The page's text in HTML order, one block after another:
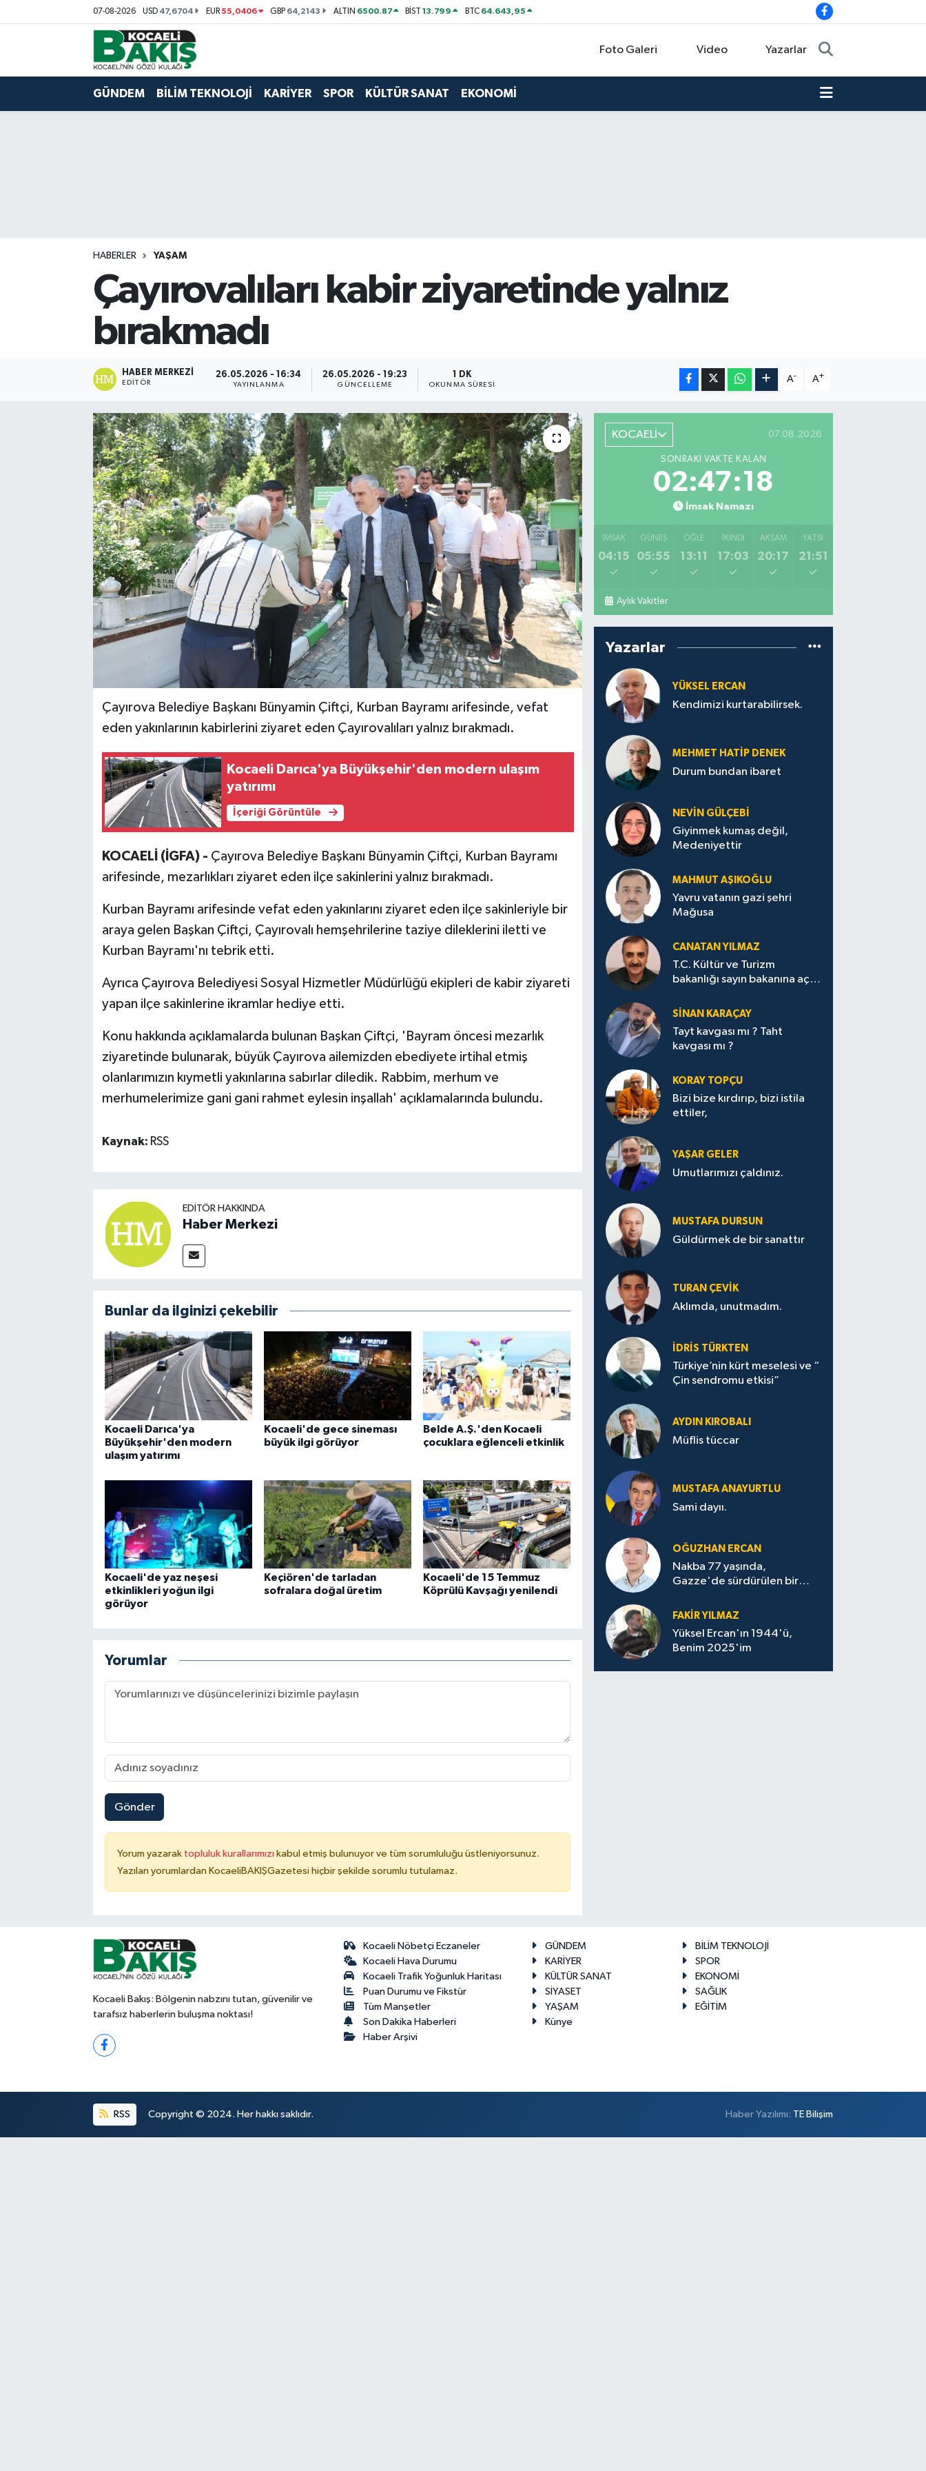
07-08-2026 USD 47,6704 EUR55,0406 GBP 64,2143 ALTIN 6500.87 BİST13.799 BTC 64.643,95
Foto Galeri Video Yazarlar
GÜNDEM BİLİM TEKNOLOJİ KARİYER SPOR KÜLTÜR SANAT EKONOMİ
HABERLER YAŞAM
Çayırovalıları kabir ziyaretinde yalnız
bırakmadı
HABER MERKEZI
EDITÖR
26.05.2026 - 16:34
YAYINLANMA
26.05.2026 - 19:23
GÜNCELLEME
1 DK
OKUNMA SÜRESI
A- A+
Çayırova Belediye Başkanı Bünyamin Çiftçi, Kurban Bayramı arifesinde, vefat
eden yakınlarının kabirlerini ziyaret eden Çayırovalıları yalnız bırakmadı.
Kocaeli Darıca'ya Büyükşehir'den modern ulaşım
yatırımı
İçeriği Görüntüle
KOCAELİ (İGFA) - Çayırova Belediye Başkanı Bünyamin Çiftçi, Kurban Bayramı
arifesinde, mezarlıkları ziyaret eden ilçe sakinlerini yalnız bırakmadı.
Kurban Bayramı arifesinde vefat eden yakınlarını ziyaret eden ilçe sakinleriyle bir
araya gelen Başkan Çiftçi, Çayırovalı hemşehrilerine taziye dileklerini iletti ve
Kurban Bayramı'nı tebrik etti.
Ayrıca Çayırova Belediyesi Sosyal Hizmetler Müdürlüğü ekipleri de kabir ziyareti
yapan ilçe sakinlerine ikramlar hediye etti.
Konu hakkında açıklamalarda bulunan Başkan Çiftçi, 'Bayram öncesi mezarlık
ziyaretinde bulunarak, büyük Çayırova ailemizden ebediyete irtihal etmiş
olanlarımızın kıymetli yakınlarına sabırlar diledik. Rabbim, merhum ve
merhumelerimize gani gani rahmet eylesin inşallah' açıklamalarında bulundu.
Kaynak: RSS
EDITÖR HAKKINDA
Haber Merkezi
Bunlar da ilginizi çekebilir
Kocaeli Darıca'ya
Büyükşehir'den modern
ulaşım yatırımı
Kocaeli'de gece sineması
büyük ilgi görüyor
Belde A.Ş.'den Kocaeli
çocuklara eğlenceli etkinlik
Kocaeli'de yaz neşesi
etkinlikleri yoğun ilgi
görüyor
Keçiören'de tarladan
sofralara doğal üretim
Kocaeli'de 15 Temmuz
Köprülü Kavşağı yenilendi
Yorumlar
Gönder
Yorum yazarak topluluk kurallarımızı kabul etmiş bulunuyor ve tüm sorumluluğu üstleniyorsunuz.
Yazılan yorumlardan KocaeliBAKIŞGazetesi hiçbir şekilde sorumlu tutulamaz.
KOCAELİ 07.08.2026
SONRAKI VAKTE KALAN
02:47:17
İmsak Namazı
İMSAK
04:15
GÜNEŞ
05:55
ÖĞLE
13:11
İKINDI
17:03
AKŞAM
20:17
YATSI
21:51
Aylık Vakitler
Yazarlar
YÜKSEL ERCAN
Kendimizi kurtarabilirsek.
MEHMET HATİP DENEK
Durum bundan ibaret
NEVİN GÜLÇEBİ
Giyinmek kumaş değil,
Medeniyettir
MAHMUT AŞIKOĞLU
Yavru vatanın gazi şehri
Mağusa
CANATAN YILMAZ
T.C. Kültür ve Turizm
bakanlığı sayın bakanına açık
SİNAN KARAÇAY
Tayt kavgası mı ? Taht
kavgası mı ?
KORAY TOPÇU
Bizi bize kırdırıp, bizi istila
ettiler,
YAŞAR GELER
Umutlarımızı çaldınız.
MUSTAFA DURSUN
Güldürmek de bir sanattır
TURAN ÇEVİK
Aklımda, unutmadım.
İDRİS TÜRKTEN
Türkiye’nin kürt meselesi ve “
Çin sendromu etkisi”
AYDIN KIROBALI
Müflis tüccar
MUSTAFA ANAYURTLU
Sami dayıı.
OĞUZHAN ERCAN
Nakba 77 yaşında,
Gazze'de sürdürülen bir
FAKİR YILMAZ
Yüksel Ercan'ın 1944'ü,
Benim 2025'im
Kocaeli Bakış: Bölgenin nabzını tutan, güvenilir ve
tarafsız haberlerin buluşma noktası!
Kocaeli Nöbetçi Eczaneler
Kocaeli Hava Durumu
Kocaeli Trafik Yoğunluk Haritası
Puan Durumu ve Fikstür
Tüm Manşetler
Son Dakika Haberleri
Haber Arşivi
GÜNDEM
BİLİM TEKNOLOJİ
KARİYER
SPOR
KÜLTÜR SANAT
EKONOMİ
SİYASET
SAĞLIK
YAŞAM
EĞİTİM
Künye
RSS Copyright © 2024. Her hakkı saklıdır. Haber Yazılımı: TE Bilişim
Kocaeli Nöbetçi Eczaneler
Kocaeli Hava Durumu